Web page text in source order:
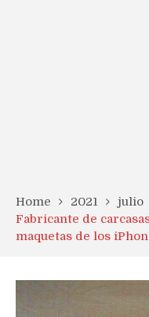
Home 2021 julio
Fabricante de
maquetas de los